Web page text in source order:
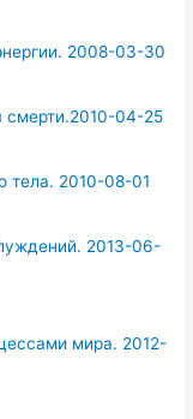
2008-03-30
смерти.2010-04-25
тела. 2010-08-01
2013-06-
мира. 2012-